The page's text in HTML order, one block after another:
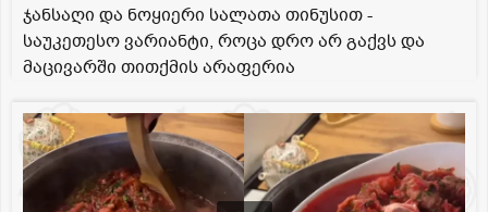
ჯანსაღი და ნოყიერი სალათა თინუსით -
საუკეთესო ვარიანტი, როცა დრო არ გაქვს და
მაცივარში თითქმის არაფერია